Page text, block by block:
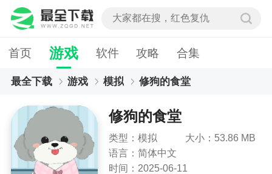
首页 游戏 软件 攻略 合集
最全下载 游戏 模拟 修狗的食堂
修狗的食堂
类型：模拟
大小：53.86 MB
语言：简体中文
时间：2025-06-11